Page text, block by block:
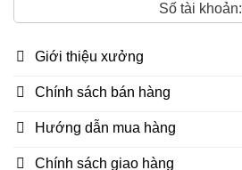
Số tài khoản:
Giới thiệu xưởng
Chính sách bán hàng
Hướng dẫn mua hàng
Chính sách giao hàng